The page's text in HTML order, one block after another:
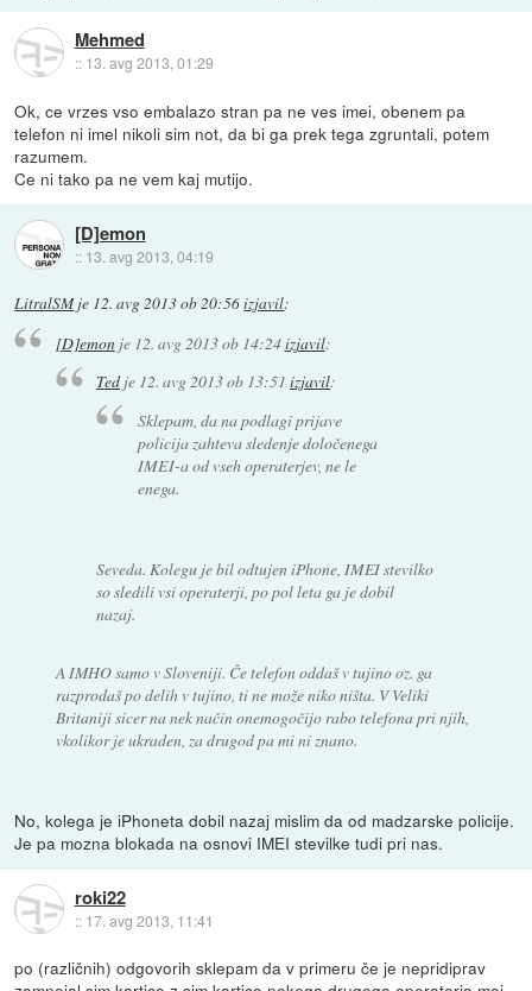
Mehmed
:: 13. avg 2013, 01:29
Ok, ce vrzes vso embalazo stran pa ne ves imei, obenem pa
telefon ni imel nikoli sim not, da bi ga prek tega zgruntali, potem
razumem.
Ce ni tako pa ne vem kaj mutijo.
[D]emon
:: 13. avg 2013, 04:19
LitralSMje 12. avg 2013 ob 20:56izjavil:
[D]emonje 12. avg 2013 ob 14:24izjavil:
Tedje 12. avg 2013 ob 13:51 izjavil:
Sklepam, da na podlagi prijave
policija zahteva sledenje določenega
IMEI-a od vseh operaterjev, ne le
enega.
Seveda. Kolegu je bil odtujen iPhone, IMEI stevilko
so sledili vsi operaterji, po pol leta ga je dobil
nazaj.
A IMHO samo v Sloveniji. Če telefon oddaš v tujino oz. ga
razprodaš po delih v tujino, ti ne može niko ništa. V Veliki
Britaniji sicer na nek način onemogočijo rabo telefona pri njih,
vkolikor je ukraden, za drugod pa mi ni znano.
No, kolega je iPhoneta dobil nazaj mislim da od madzarske policije.
Je pa mozna blokada na osnovi IMEI stevilke tudi pri nas.
roki22
:: 17. avg 2013, 11:41
po (različnih) odgovorih sklepam da v primeru če je nepridiprav